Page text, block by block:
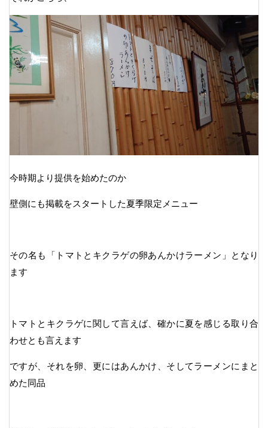
今時期より提供を始めたのか
壁側にも掲載をスタートした夏季限定メニュー
その名も「トマトとキクラゲの卵あんかけラーメン」となり
ます
トマトとキクラゲに関して言えば、確かに夏を感じる取り合
わせとも言えます
ですが、それを卵、更にはあんかけ、そしてラーメンにまと
めた同品